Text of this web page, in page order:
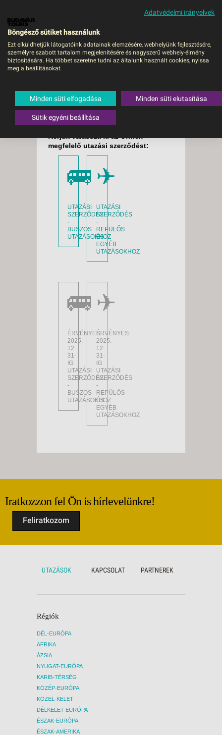
MENÜ
A Budavár Tours Kft.
utazások általános
feltételei
megfelelő utazási szerződést:
🚌
UTAZÁSI
SZERZŐDÉS
-
BUSZOS
UTAZÁSOKHOZ
✈
UTAZÁSI
SZERZŐDÉS
-
REPÜLŐS
ÉS
EGYÉB
UTAZÁSOKHOZ
🚌
ÉRVÉNYES:
2025.
12.
31-
IG
UTAZÁSI
SZERZŐDÉS
-
BUSZOS
UTAZÁSOKHOZ
✈
ÉRVÉNYES:
2025.
12.
31-
IG
UTAZÁSI
SZERZŐDÉS
-
REPÜLŐS
ÉS
EGYÉB
UTAZÁSOKHOZ
Iratkozzon fel Ön is hírlevelünkre!
Feliratkozom
UTAZÁSOK KAPCSOLAT PARTNEREK
Régiók
DÉL-EURÓPA
AFRIKA
ÁZSIA
NYUGAT-EURÓPA
KARIB-TÉRSÉG
KÖZÉP-EURÓPA
KÖZEL-KELET
DÉLKELET-EURÓPA
ÉSZAK-EURÓPA
ÉSZAK-AMERIKA
Adatvédelmi irányelvek
Böngésző sütiket használunk
Ezt elküldhetjük látogatóink adatainak elemzésére, webhelyünk fejlesztésére,
személyre szabott tartalom megjelenítésére és nagyszerű webhely-élmény
biztosítására. Ha többet szeretne tudni az általunk használt cookies, nyissa
meg a beállításokat.
Minden süti elfogadása Minden süti elutasítása
Sütik egyéni beállítása